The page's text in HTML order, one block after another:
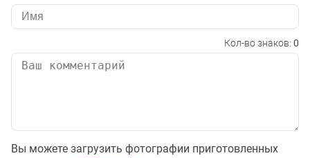
Кол-во знаков: 0
Вы можете загрузить фотографии приготовленных